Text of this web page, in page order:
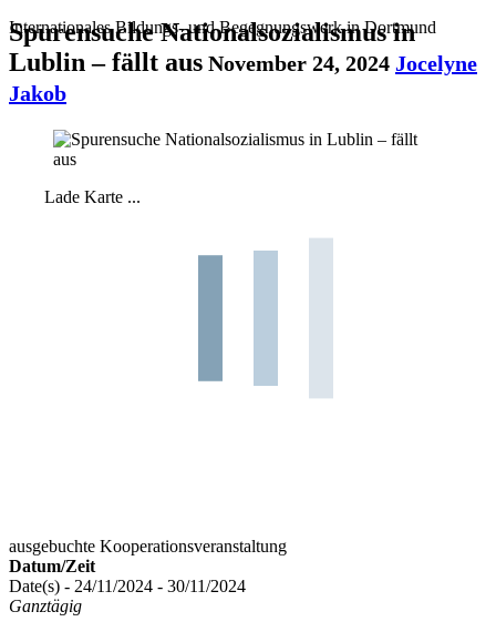
Internationales Bildungs- und Begegnungswerk in Dortmund
Spurensuche Nationalsozialismus in
Lublin – fällt aus November 24, 2024 Jocelyne
Jakob
Lade Karte ...
ausgebuchte Kooperationsveranstaltung
Datum/Zeit
Date(s) - 24/11/2024 - 30/11/2024
Ganztägig